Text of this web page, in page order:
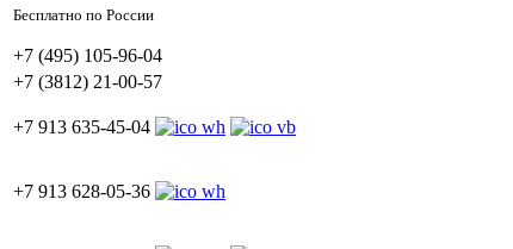
Бесплатно по России
+7 (495) 105-96-04
+7 (3812) 21-00-57
+7 913 635-45-04
+7 913 628-05-36